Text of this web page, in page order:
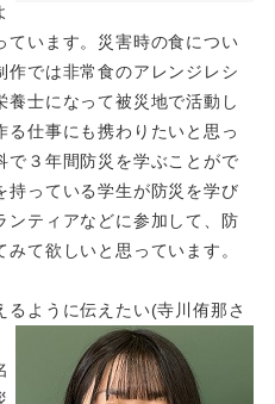
ています。災害時の食につい
作では非常食のアレンジレシ
養士になって被災地で活動し
る仕事にも携わりたいと思っ
で３年間防災を学ぶことがで
持っている学生が防災を学び
ンティアなどに参加して、防
て欲しいと思っています。
ように伝えたい(寺川侑那さ